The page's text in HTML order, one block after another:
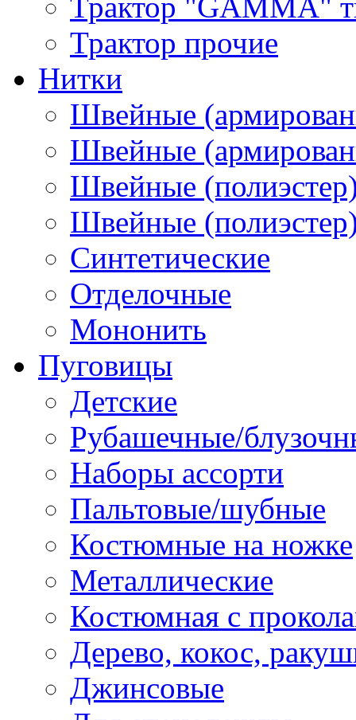
Трактор прочие
Нитки
Швейные
Швейные
Швейные
Швейные
Синтетические
Отделочные
Мононить
Пуговицы
Детские
Рубашечные/
Наборы ассорти
Пальтовые/шубные
Костюмные на ножке
Металлические
Костюмная с
Дерево, кокос,
Джинсовые